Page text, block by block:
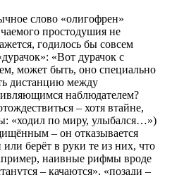
слово «олигофрен»
простодушия не
годилось бы совсем
«Вот дурачок с
может быть, оно специально
дистанцию между
наблюдателем?
– хотя втайне,
«ходил по миру, улыбался…»)
– он отказывается
берёт в руки те из них, что
наивные рифмы вроде
– качаются», «позади –